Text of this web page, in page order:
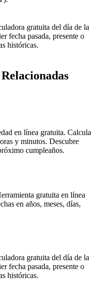
gratuita del día de la
fecha pasada, presente o
históricas.
en línea gratuita. Calcula
y minutos. Descubre
cumpleaños.
gratuita en línea
en años, meses, días,
gratuita del día de la
fecha pasada, presente o
históricas.